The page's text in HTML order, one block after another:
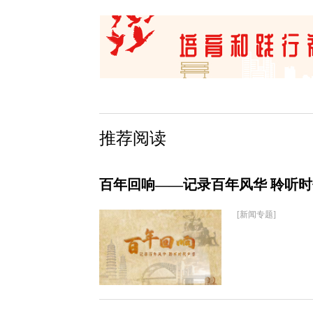
推荐阅读
百年回响——记录百年风华 聆听
[新闻专题]